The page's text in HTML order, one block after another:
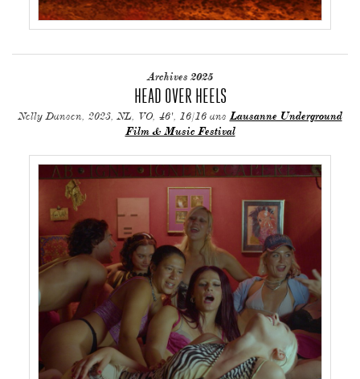
Archives 2025
HEAD OVER HEELS
Nelly Dansen, 2023, NL, VO, 46', 16/16 ans Lausanne Underground
Film & Music Festival